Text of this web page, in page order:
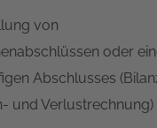
von
oder
Abschlusses
und Verlustrechnung)